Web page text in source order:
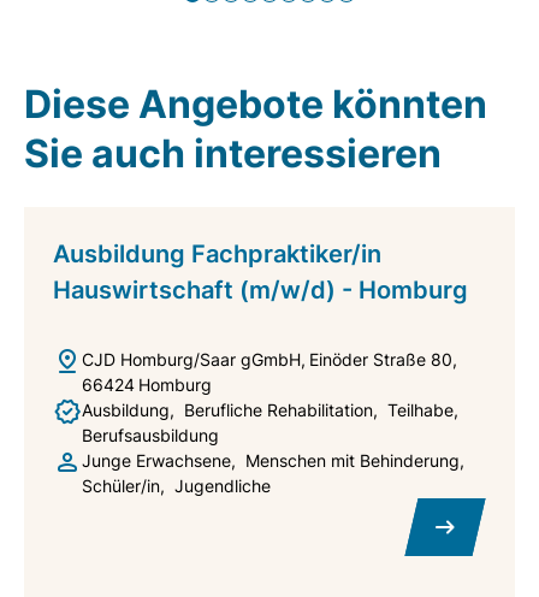
Diese Angebote könnten
Sie auch interessieren
Ausbildung Fachpraktiker/in
Hauswirtschaft (m/w/d) - Homburg
CJD Homburg/Saar gGmbH Einöder Straße 80
66424 Homburg
Ausbildung
Berufliche Rehabilitation
Teilhabe
Berufsausbildung
Junge Erwachsene
Menschen mit Behinderung
Schüler/in
Jugendliche